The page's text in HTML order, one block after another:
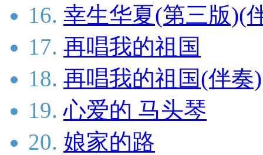
16. 幸生华夏(第三版)(
17. 再唱我的祖国
18. 再唱我的祖国(伴奏)
19. 心爱的 马头琴
20. 娘家的路